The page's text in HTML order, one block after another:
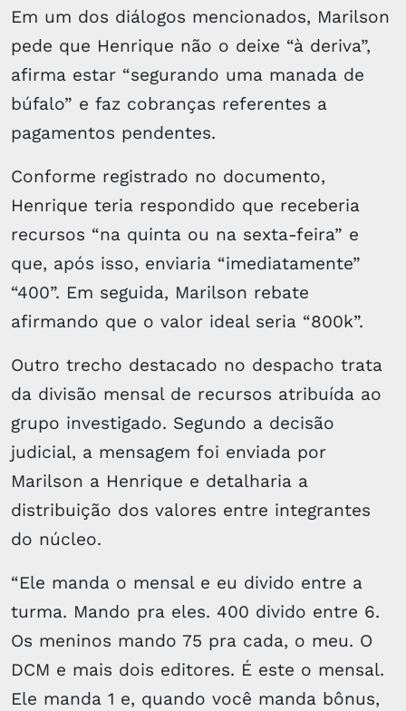
Em um dos diálogos mencionados, Marilson
pede que Henrique não o deixe “à deriva”,
afirma estar “segurando uma manada de
búfalo” e faz cobranças referentes a
pagamentos pendentes.
Conforme registrado no documento,
Henrique teria respondido que receberia
recursos “na quinta ou na sexta-feira” e
que, após isso, enviaria “imediatamente”
“400”. Em seguida, Marilson rebate
afirmando que o valor ideal seria “800k”.
Outro trecho destacado no despacho trata
da divisão mensal de recursos atribuída ao
grupo investigado. Segundo a decisão
judicial, a mensagem foi enviada por
Marilson a Henrique e detalharia a
distribuição dos valores entre integrantes
do núcleo.
“Ele manda o mensal e eu divido entre a
turma. Mando pra eles. 400 divido entre 6.
Os meninos mando 75 pra cada, o meu. O
DCM e mais dois editores. É este o mensal.
Ele manda 1 e, quando você manda bônus,